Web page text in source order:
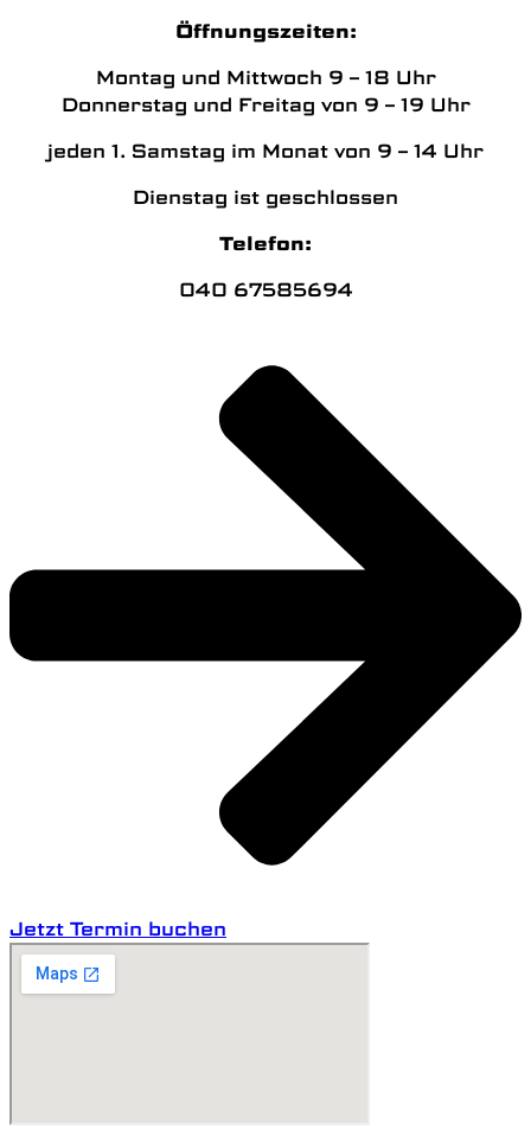
Öffnungszeiten:
Montag und Mittwoch 9 – 18 Uhr
Donnerstag und Freitag von 9 – 19 Uhr
jeden 1. Samstag im Monat von 9 – 14 Uhr
Dienstag ist geschlossen
Telefon:
040 67585694
Jetzt Termin buchen